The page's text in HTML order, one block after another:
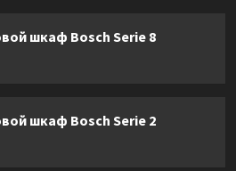
шкаф Bosch Serie 8
шкаф Bosch Serie 2